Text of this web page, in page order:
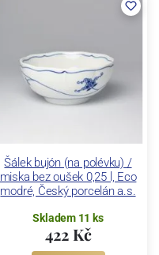
Šálek bujón (na polévku) /
miska bez oušek 0,25 l, Eco
modré, Český porcelán a.s.
Skladem 11 ks
422 Kč